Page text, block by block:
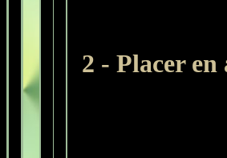
2 - Placer